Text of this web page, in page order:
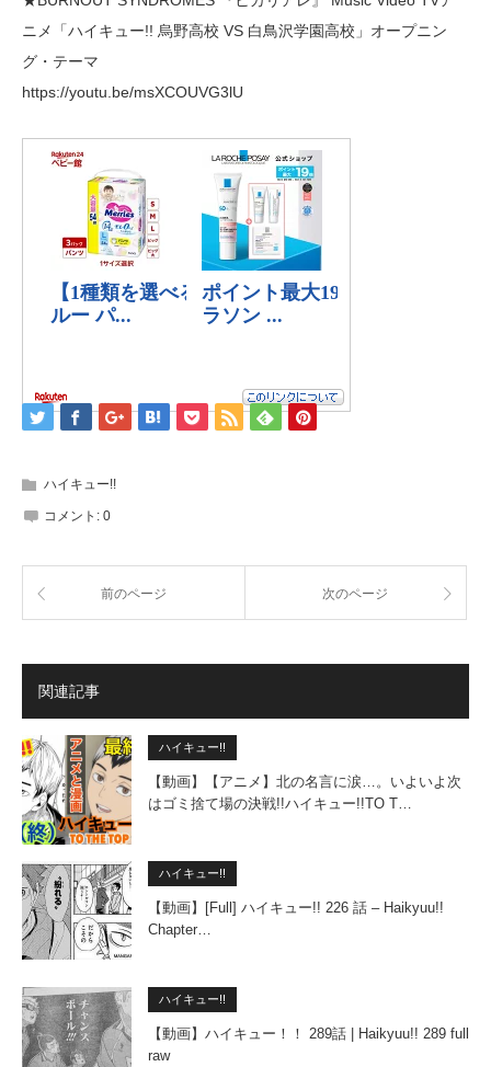
ニメ「ハイキュー!! 烏野高校 VS 白鳥沢学園高校」オープニン
グ・テーマ
https://youtu.be/msXCOUVG3lU
ハイキュー!!
コメント: 0
前のページ 次のページ
関連記事
ハイキュー!!
【動画】【アニメ】北の名言に涙…。いよいよ次
はゴミ捨て場の決戦!!ハイキュー!!TO T…
ハイキュー!!
【動画】[Full] ハイキュー!! 226 話 – Haikyuu!!
Chapter…
ハイキュー!!
【動画】ハイキュー！！ 289話 | Haikyuu!! 289 full
raw